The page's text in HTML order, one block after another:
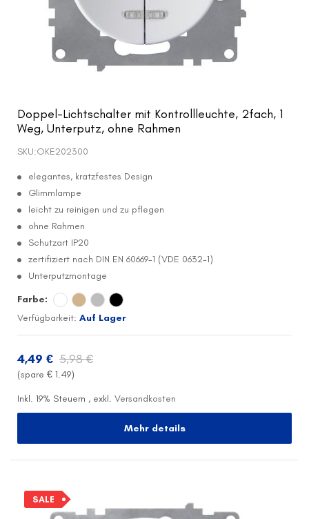
Doppel-Lichtschalter mit Kontrollleuchte, 2fach, 1
Weg, Unterputz, ohne Rahmen
SKU:OKE202300
elegantes, kratzfestes Design
Glimmlampe
leicht zu reinigen und zu pflegen
ohne Rahmen
Schutzart IP20
zertifiziert nach DIN EN 60669-1 (VDE 0632-1)
Unterputzmontage
Farbe:
Verfügbarkeit: Auf Lager
4,49 € 5,98 €
(spare € 1.49)
Inkl. 19% Steuern , exkl. Versandkosten
Mehr details
SALE